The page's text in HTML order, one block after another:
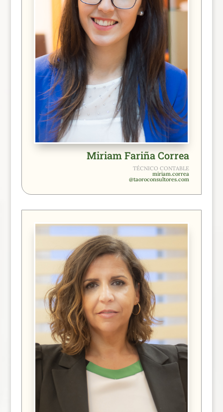
Miriam Fariña Correa
TÉCNICO CONTABLE
miriam.correa
@taoroconsultores.com